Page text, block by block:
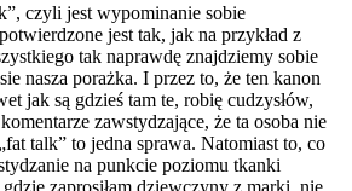
czyli jest wypominanie sobie
jest tak, jak na przykład z
tak naprawdę znajdziemy sobie
nasza porażka. I przez to, że ten kanon
jak są gdzieś tam te, robię cudzysłów,
zawstydzające, że ta osoba nie
talk” to jedna sprawa. Natomiast to, co
na punkcie poziomu tkanki
zaprosiłam dziewczyny z marki, nie